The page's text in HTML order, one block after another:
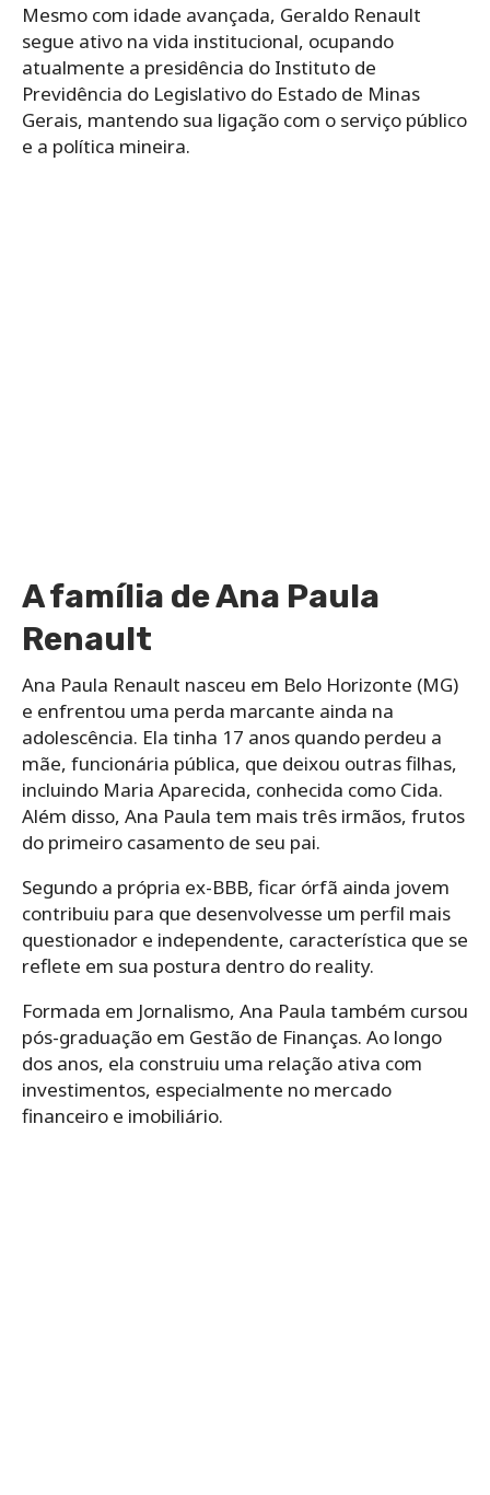
Mesmo com idade avançada, Geraldo Renault
segue ativo na vida institucional, ocupando
atualmente a presidência do Instituto de
Previdência do Legislativo do Estado de Minas
Gerais, mantendo sua ligação com o serviço público
e a política mineira.
A família de Ana Paula
Renault
Ana Paula Renault nasceu em Belo Horizonte (MG)
e enfrentou uma perda marcante ainda na
adolescência. Ela tinha 17 anos quando perdeu a
mãe, funcionária pública, que deixou outras filhas,
incluindo Maria Aparecida, conhecida como Cida.
Além disso, Ana Paula tem mais três irmãos, frutos
do primeiro casamento de seu pai.
Segundo a própria ex-BBB, ficar órfã ainda jovem
contribuiu para que desenvolvesse um perfil mais
questionador e independente, característica que se
reflete em sua postura dentro do reality.
Formada em Jornalismo, Ana Paula também cursou
pós-graduação em Gestão de Finanças. Ao longo
dos anos, ela construiu uma relação ativa com
investimentos, especialmente no mercado
financeiro e imobiliário.